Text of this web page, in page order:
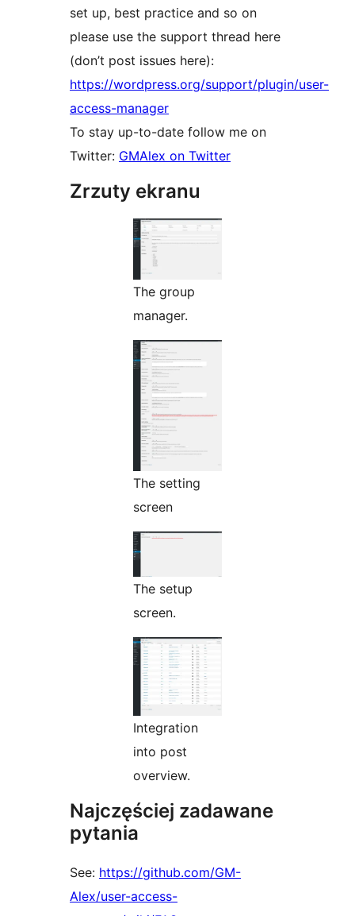
set up, best practice and so on
please use the support thread here
(don’t post issues here):
https://wordpress.org/support/plugin/user-
access-manager
To stay up-to-date follow me on
Twitter: GMAlex on Twitter
Zrzuty ekranu
The group
manager.
The setting
screen
The setup
screen.
Integration
into post
overview.
Najczęściej zadawane
pytania
See: https://github.com/GM-
Alex/user-access-